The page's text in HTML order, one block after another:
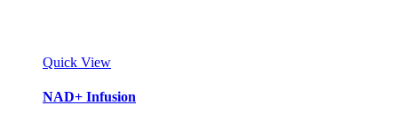
Quick View
NAD+ Infusion